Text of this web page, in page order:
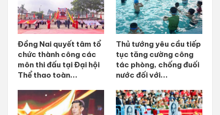
Đồng Nai quyết tâm tổ
chức thành công các
môn thi đấu tại Đại hội
Thể thao toàn...
Thủ tướng yêu cầu tiếp
tục tăng cường công
tác phòng, chống đuối
nước đối với...